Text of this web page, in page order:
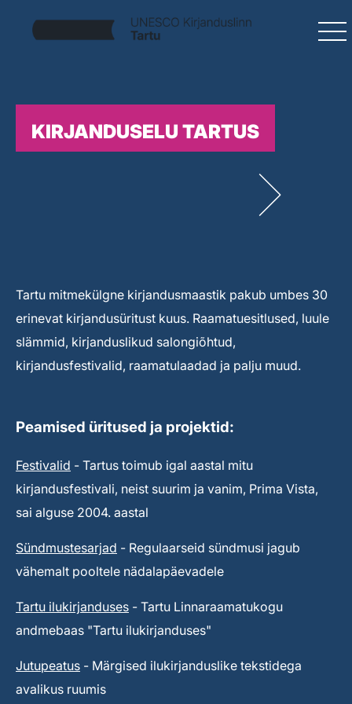
KIRJANDUSELU TARTUS
Tartu mitmekülgne kirjandusmaastik pakub umbes 30
erinevat kirjandusüritust kuus. Raamatuesitlused, luule
slämmid, kirjanduslikud salongiõhtud,
kirjandusfestivalid, raamatulaadad ja palju muud.
Peamised üritused ja projektid:
Festivalid - Tartus toimub igal aastal mitu
kirjandusfestivali, neist suurim ja vanim, Prima Vista,
sai alguse 2004. aastal
Sündmustesarjad - Regulaarseid sündmusi jagub
vähemalt pooltele nädalapäevadele
Tartu ilukirjanduses - Tartu Linnaraamatukogu
andmebaas "Tartu ilukirjanduses"
Jutupeatus - Märgised ilukirjanduslike tekstidega
avalikus ruumis